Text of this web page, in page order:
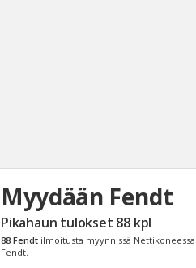
Myydään Fendt
Pikahaun tulokset 88 kpl
88 Fendt ilmoitusta myynnissä Nettikoneessa
Fendt.